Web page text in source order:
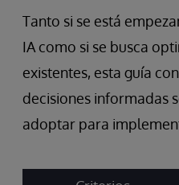
Tanto si se está
IA como si se busca
existentes, esta guía
decisiones informadas
adoptar para